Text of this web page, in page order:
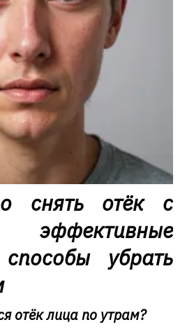
снять отёк с
убрать
отёк лица по утрам?